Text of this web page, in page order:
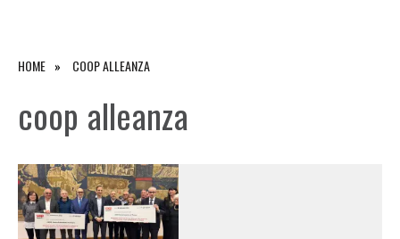
HOME COOP ALLEANZA
coop alleanza